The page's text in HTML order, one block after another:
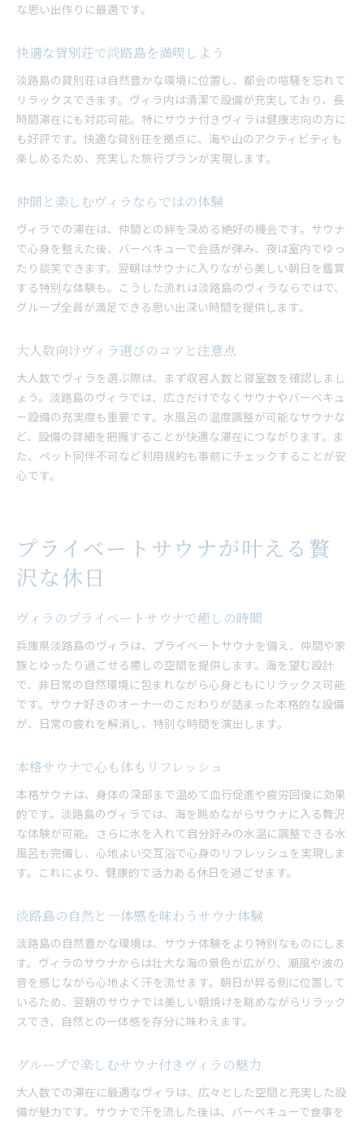
な思い出作りに最適です。
快適な貸別荘で淡路島を満喫しよう
淡路島の貸別荘は自然豊かな環境に位置し、都会の喧騒を忘れて
リラックスできます。ヴィラ内は清潔で設備が充実しており、長
時間滞在にも対応可能。特にサウナ付きヴィラは健康志向の方に
も好評です。快適な貸別荘を拠点に、海や山のアクティビティも
楽しめるため、充実した旅行プランが実現します。
仲間と楽しむヴィラならではの体験
ヴィラでの滞在は、仲間との絆を深める絶好の機会です。サウナ
で心身を整えた後、バーベキューで会話が弾み、夜は室内でゆっ
たり談笑できます。翌朝はサウナに入りながら美しい朝日を鑑賞
する特別な体験も。こうした流れは淡路島のヴィラならではで、
グループ全員が満足できる思い出深い時間を提供します。
大人数向けヴィラ選びのコツと注意点
大人数でヴィラを選ぶ際は、まず収容人数と寝室数を確認しまし
ょう。淡路島のヴィラでは、広さだけでなくサウナやバーベキュ
ー設備の充実度も重要です。水風呂の温度調整が可能なサウナな
ど、設備の詳細を把握することが快適な滞在につながります。ま
た、ペット同伴不可など利用規約も事前にチェックすることが安
心です。
プライベートサウナが叶える贅
沢な休日
ヴィラのプライベートサウナで癒しの時間
兵庫県淡路島のヴィラは、プライベートサウナを備え、仲間や家
族とゆったり過ごせる癒しの空間を提供します。海を望む設計
で、非日常の自然環境に包まれながら心身ともにリラックス可能
です。サウナ好きのオーナーのこだわりが詰まった本格的な設備
が、日常の疲れを解消し、特別な時間を演出します。
本格サウナで心も体もリフレッシュ
本格サウナは、身体の深部まで温めて血行促進や疲労回復に効果
的です。淡路島のヴィラでは、海を眺めながらサウナに入る贅沢
な体験が可能。さらに氷を入れて自分好みの水温に調整できる水
風呂も完備し、心地よい交互浴で心身のリフレッシュを実現しま
す。これにより、健康的で活力ある休日を過ごせます。
淡路島の自然と一体感を味わうサウナ体験
淡路島の自然豊かな環境は、サウナ体験をより特別なものにしま
す。ヴィラのサウナからは壮大な海の景色が広がり、潮風や波の
音を感じながら心地よく汗を流せます。朝日が昇る側に位置して
いるため、翌朝のサウナでは美しい朝焼けを眺めながらリラック
スでき、自然との一体感を存分に味わえます。
グループで楽しむサウナ付きヴィラの魅力
大人数での滞在に最適なヴィラは、広々とした空間と充実した設
備が魅力です。サウナで汗を流した後は、バーベキューで食事を